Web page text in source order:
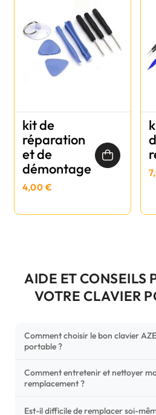
kit de
réparation
et de
démontage
4,00 €
AIDE ET CONSEILS
VOTRE CLAVIER
Comment choisir le bon clavier
portable ?
Pour ne pas vous tromper, vérifiez
votre clavier d'origine : la
Comment entretenir et nettoyer
remplacement ?
Un entretien régulier prolonge la
Est-il difficile de remplacer soi-